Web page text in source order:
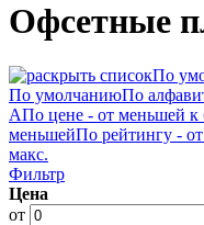
Офсетные
По
По умолчаниюПо
АПо цене - от меньшей к
меньшейПо рейтингу -
макс.
Фильтр
Цена
от